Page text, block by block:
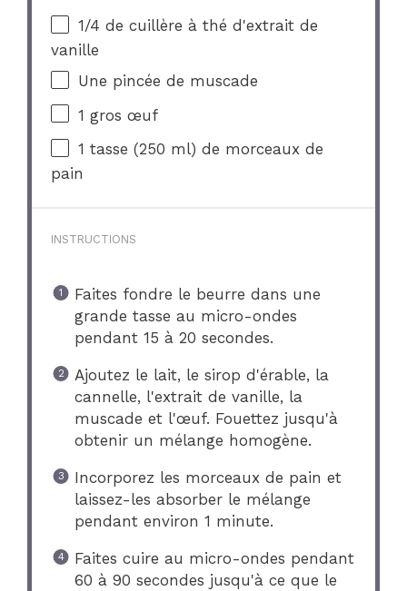
1/4 de cuillère à thé d'extrait de
vanille
Une pincée de muscade
1 gros œuf
1 tasse (250 ml) de morceaux de
pain
INSTRUCTIONS
Faites fondre le beurre dans une
grande tasse au micro-ondes
pendant 15 à 20 secondes.
Ajoutez le lait, le sirop d'érable, la
cannelle, l'extrait de vanille, la
muscade et l'œuf. Fouettez jusqu'à
obtenir un mélange homogène.
Incorporez les morceaux de pain et
laissez-les absorber le mélange
pendant environ 1 minute.
Faites cuire au micro-ondes pendant
60 à 90 secondes jusqu'à ce que le